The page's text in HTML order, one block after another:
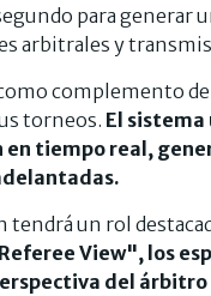
para
arbitrales y
complemento
torneos. El
en tiempo real,
un rol
View", los
del